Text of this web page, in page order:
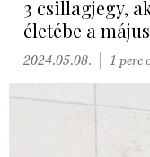
3 csillagjegy,
életébe a május
2024.05.08. 1 perc